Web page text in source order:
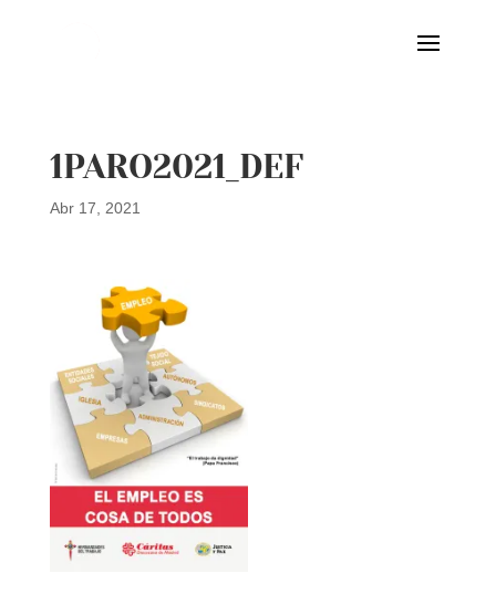
1PARO2021_DEF
Abr 17, 2021